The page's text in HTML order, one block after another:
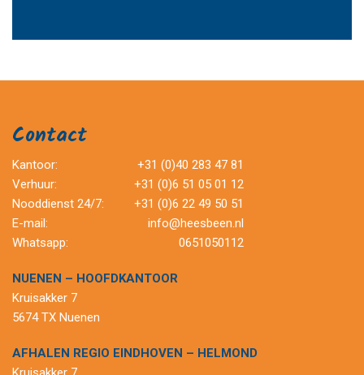
Contact
Kantoor:
+31 (0)40 283 47 81
Verhuur:
+31 (0)6 51 05 01 12
Nooddienst 24/7:
+31 (0)6 22 49 50 51
E-mail:
info@heesbeen.nl
Whatsapp:
0651050112
NUENEN – HOOFDKANTOOR
Kruisakker 7
5674 TX Nuenen
AFHALEN REGIO EINDHOVEN – HELMOND